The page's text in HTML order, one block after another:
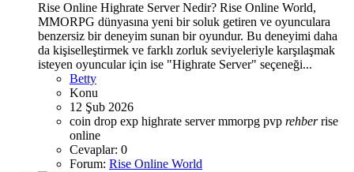
Rise Online Highrate Server Nedir? Rise Online World,
MMORPG dünyasına yeni bir soluk getiren ve oyunculara
benzersiz bir deneyim sunan bir oyundur. Bu deneyimi daha
da kişiselleştirmek ve farklı zorluk seviyeleriyle karşılaşmak
isteyen oyuncular için ise "Highrate Server" seçeneği...
Betty
Konu
12 Şub 2026
coin drop exp highrate servermmorpg pvp rehber rise
online
Cevaplar: 0
Forum: Rise Online World